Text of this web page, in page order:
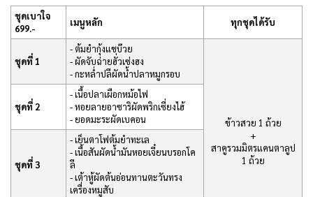
ชุดเบาใจ
699.-
เมนูหลัก ทุกชุดได้รับ
ชุดที่ 1
- ต้มยำกุ้งแชบ๊วย
- ผัดจับฉ่ายฮั่วเซ่งฮง
- กะหล่ำปลีผัดน้ำปลาหมูกรอบ
ข้าวสวย 1 ถ้วย
+
สาคูรวมมิตรแคนตาลูป
1 ถ้วย
ชุดที่ 2
- เนื้อปลาเผือกหม้อไฟ
- หอยลายอาซาริผัดพริกเซี่ยงไฮ้
- ยอดมะระผัดเบคอน
ชุดที่ 3
- เย็นตาโฟต้มยำทะเล
- เนื้อสันผัดน้ำมันหอยเจี๋ยนบรอกโค
ลี
- เต้าหู้ผัดต้นอ่อนทานตะวันทรง
เครื่องหมูสับ